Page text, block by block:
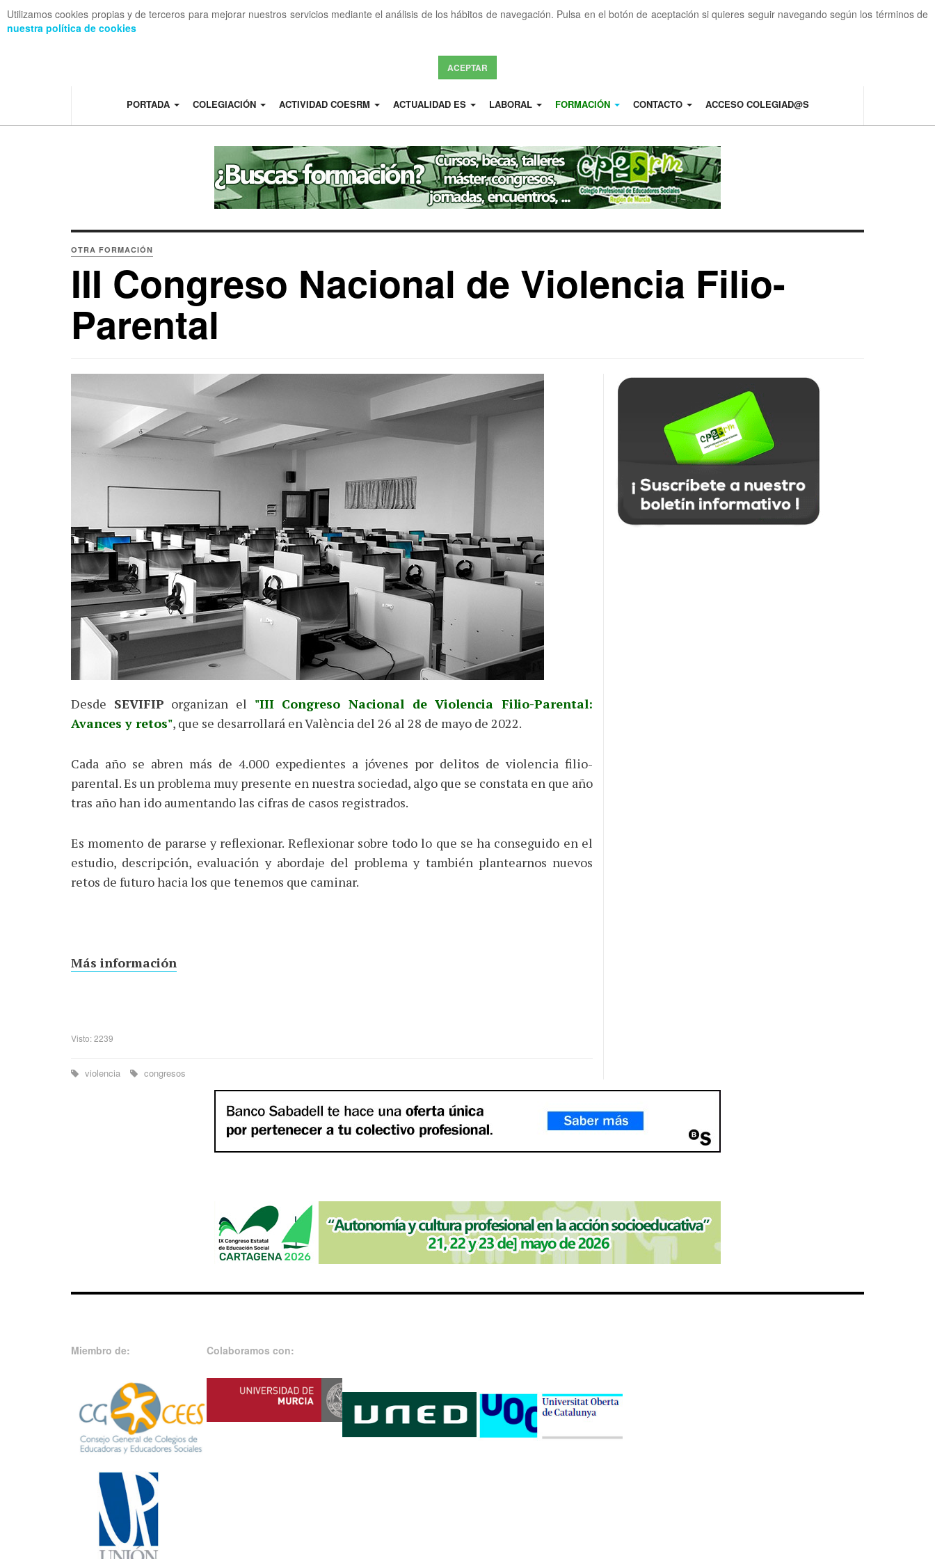
Utilizamos cookies propias y de terceros para mejorar nuestros servicios mediante el análisis de los hábitos de navegación. Pulsa en el botón de aceptación si quieres seguir navegando según los términos de
nuestra política de cookies
ACEPTAR
PORTADA COLEGIACIÓN ACTIVIDAD COESRM ACTUALIDAD ES LABORAL FORMACIÓN CONTACTO ACCESO COLEGIAD@S
OTRA FORMACIÓN
III Congreso Nacional de Violencia Filio-
Parental
Desde SEVIFIP organizan el "III Congreso Nacional de Violencia Filio-Parental:
Avances y retos", que se desarrollará en València del 26 al 28 de mayo de 2022.
Cada año se abren más de 4.000 expedientes a jóvenes por delitos de violencia filio-
parental. Es un problema muy presente en nuestra sociedad, algo que se constata en que año
tras año han ido aumentando las cifras de casos registrados.
Es momento de pararse y reflexionar. Reflexionar sobre todo lo que se ha conseguido en el
estudio, descripción, evaluación y abordaje del problema y también plantearnos nuevos
retos de futuro hacia los que tenemos que caminar.
Más información
Visto: 2239
violencia congresos
Miembro de: Colaboramos con: